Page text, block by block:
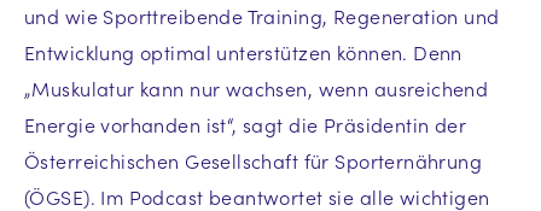
und wie Sporttreibende Training, Regeneration und
Entwicklung optimal unterstützen können. Denn
„Muskulatur kann nur wachsen, wenn ausreichend
Energie vorhanden ist“, sagt die Präsidentin der
Österreichischen Gesellschaft für Sporternährung
(ÖGSE). Im Podcast beantwortet sie alle wichtigen